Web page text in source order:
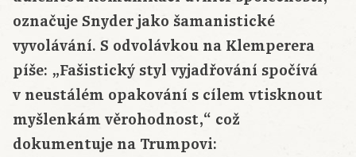
označuje Snyder jako šamanistické
vyvolávání. S odvolávkou na Klemperera
píše: „Fašistický styl vyjadřování spočívá
v neustálém opakování s cílem vtisknout
myšlenkám věrohodnost,“ což
dokumentuje na Trumpovi: